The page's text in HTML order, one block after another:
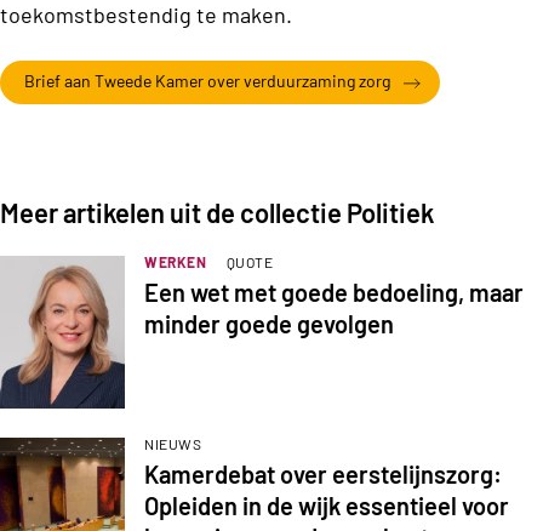
toekomstbestendig te maken.
Brief aan Tweede Kamer over verduurzaming zorg
Meer artikelen uit de collectie Politiek
WERKEN QUOTE
Een wet met goede bedoeling, maar
minder goede gevolgen
NIEUWS
Kamerdebat over eerstelijnszorg:
Opleiden in de wijk essentieel voor